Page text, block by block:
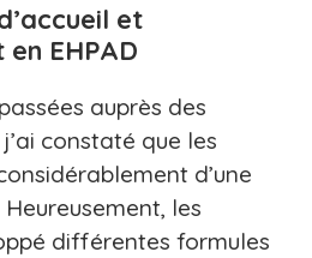
et
EHPAD
auprès des
constaté que les
d’une
les
différentes formules